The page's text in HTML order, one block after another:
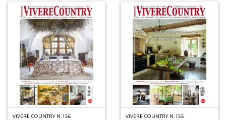
VIVERE COUNTRY N.156 VIVERE COUNTRY N.155